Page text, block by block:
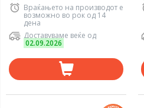
Враќањето на производот е
возможно во рок од 14
дена
Доставуваме веќе од
02.09.2026